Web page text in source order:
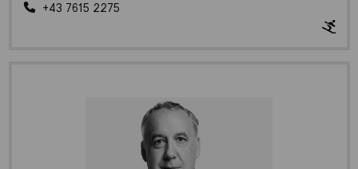
+43 7615 2275